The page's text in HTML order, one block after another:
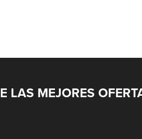
LAS MEJORES